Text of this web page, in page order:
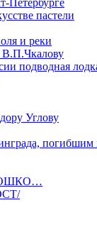
Петербурге
пастели
и реки
В.П.Чкалову
подводная
Углову